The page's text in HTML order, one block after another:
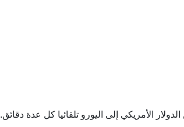
الأمريكي إلى اليورو تلقائيا كل عدة دقائق.